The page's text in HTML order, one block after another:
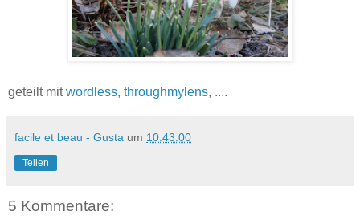
geteilt mitwordless, throughmylens, ....
facile et beau - Gusta um 10:43:00
Teilen
5 Kommentare: